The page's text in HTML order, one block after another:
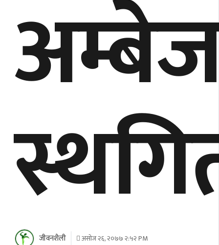
जीवनशैली असोज २६, २०७७ २:५२ PM